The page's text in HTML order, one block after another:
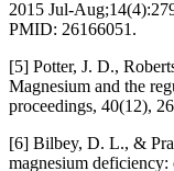
2015 Jul-
PMID: 26166051.
[5] Potter, J. D.,
Magnesium and the
proceedings, 40(12),
[6] Bilbey, D. L., &
magnesium deficiency: